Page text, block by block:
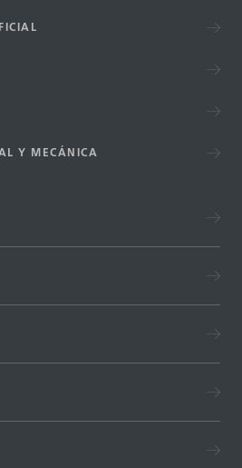
Y MECÁNICA